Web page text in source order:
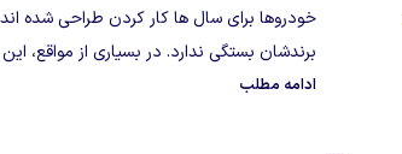
خودروها برای سال ها کار کردن طراحی شده
برندشان بستگی ندارد. در بسیاری از مواقع،
ادامه مطلب